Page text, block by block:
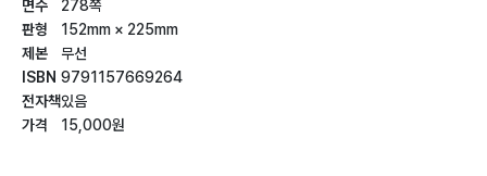
면수
판형
제본
ISBN
전자책
가격
278쪽
152mm × 225mm
무선
9791157669264
있음
15,000원